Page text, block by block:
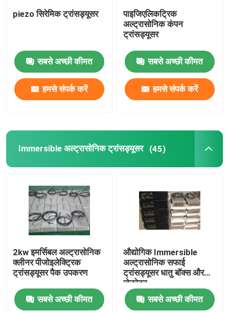
piezo सिरेमिक ट्रांसड्यूसर
सबसे अच्छी कीमत
हमसे संपर्क करें
पाइजिएलिकट्रिक
अल्ट्रासोनिक कंपन
ट्रांसड्यूसर
सबसे अच्छी कीमत
हमसे संपर्क करें
Immersible अल्ट्रासोनिक ट्रांसड्यूसर (45)
2kw इमर्सिबल अल्ट्रासोनिक
क्लीनर पीजोइलेक्ट्रिक
ट्रांसड्यूसर पैक उपकरण
सबसे अच्छी कीमत
औद्योगिक Immersible
अल्ट्रासोनिक सफाई
ट्रांसड्यूसर धातु बॉक्स और
जेनरेटर
सबसे अच्छी कीमत